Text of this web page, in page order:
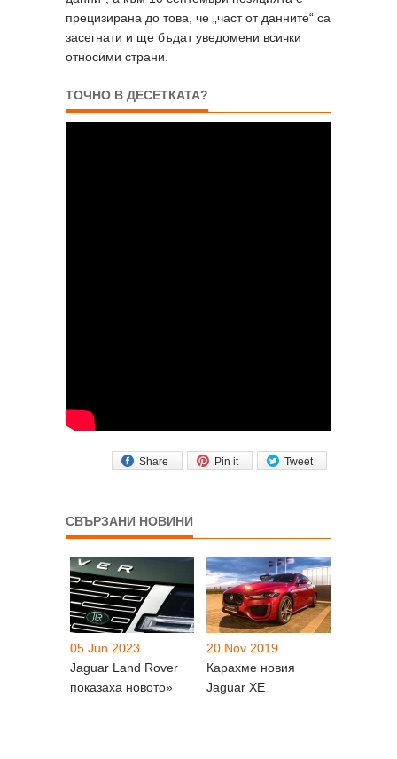
прецизирана до това, че „част от данните“ са
засегнати и ще бъдат уведомени всички
относими страни.
ТОЧНО В ДЕСЕТКАТА?
Tweet
Pin it
Share
СВЪРЗАНИ НОВИНИ
05 Jun 2023
Jaguar Land Rover
показаха новото»
20 Nov 2019
Карахме новия
Jaguar XE